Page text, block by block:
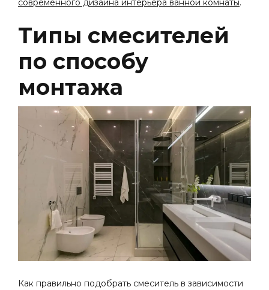
современного дизайна интерьера ванной комнаты.
Типы смесителей
по способу
монтажа
Как правильно подобрать смеситель в зависимости